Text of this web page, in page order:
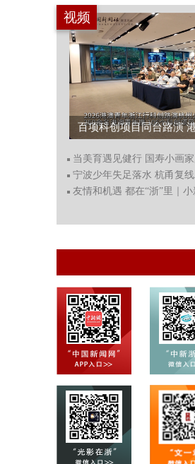
视频
当美育遇见健行 国寿小画
友情和机遇 都在“浙”里｜